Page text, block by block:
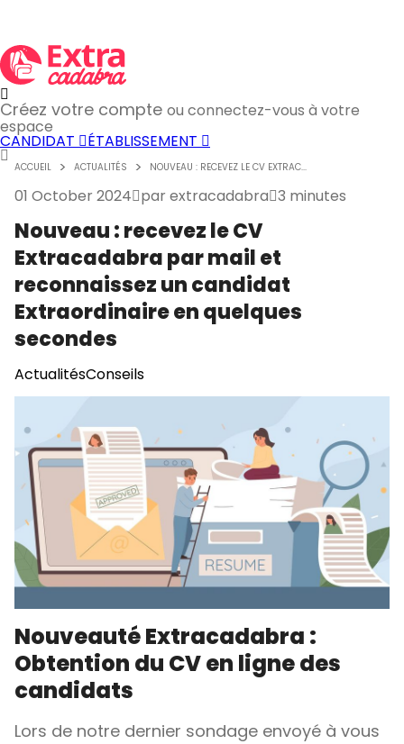
Créez votre compte ou connectez-vous à votre
espace
CANDIDAT ÉTABLISSEMENT
ACCUEIL ACTUALITÉS NOUVEAU : RECEVEZ LE CV EXTRAC...
01 October 2024 parextracadabra 3 minutes
Nouveau : recevez le CV
Extracadabra par mail et
reconnaissez un candidat
Extraordinaire en quelques
secondes
ActualitésConseils
Nouveauté Extracadabra :
Obtention du CV en ligne des
candidats
Lors de notre dernier sondage envoyé à vous